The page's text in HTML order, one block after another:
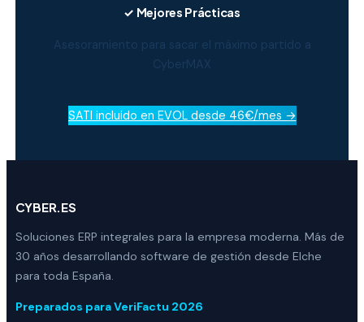
✓ Mejores Prácticas
Asesoramiento para sacar el máximo partido a
CyberMAX
SATI incluido en EVOL desde 46€/mes →
CYBER.ES
Soluciones ERP integrales para la empresa moderna. Más de
30 años desarrollando software de gestión desde Elche
para toda España.
Preparados para VeriFactu 2026